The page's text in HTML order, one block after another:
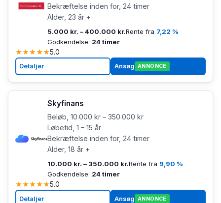
Bekræftelse inden for, 24 timer
Alder, 23 år +
5.000 kr. – 400.000 kr.Rente fra 7,22 %
Godkendelse: 24 timer
★★★★★5.0
Detaljer Ansøg ANNONCE
Skyfinans
Beløb, 10.000 kr – 350.000 kr
Løbetid, 1 – 15 år
Bekræftelse inden for, 24 timer
Alder, 18 år +
10.000 kr. – 350.000 kr.Rente fra 9,90 %
Godkendelse: 24 timer
★★★★★5.0
Detaljer Ansøg ANNONCE